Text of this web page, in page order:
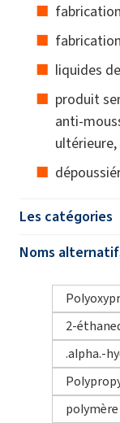
liquides
produit
anti-
ultérieure,
Les catégories
Noms
2-
.alpha.-